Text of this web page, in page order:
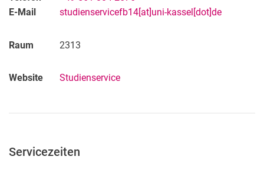
E-Mail
studienservicefb14[at]uni-kassel[dot]de
Raum 2313
Website Studienservice
Ser­vice­zei­ten